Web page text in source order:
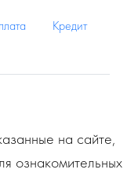
Кредит
на сайте,
ознакомительных